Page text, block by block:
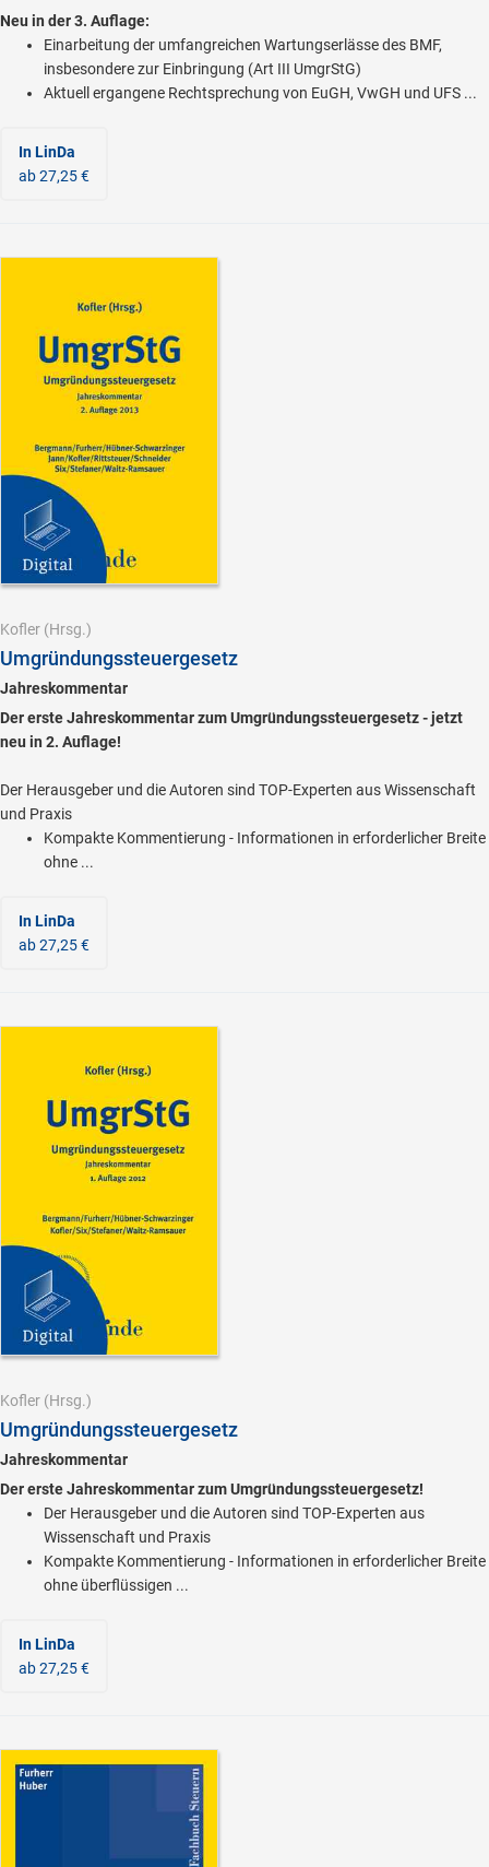
Neu in der 3. Auflage:
Einarbeitung der umfangreichen Wartungserlässe des BMF,
insbesondere zur Einbringung (Art III UmgrStG)
Aktuell ergangene Rechtsprechung von EuGH, VwGH und UFS ...
In LinDa
ab 27,25 €
Kofler (Hrsg.)
Umgründungssteuergesetz
Jahreskommentar
Der erste Jahreskommentar zum Umgründungssteuergesetz - jetzt
neu in 2. Auflage!
Der Herausgeber und die Autoren sind TOP-Experten aus Wissenschaft
und Praxis
Kompakte Kommentierung - Informationen in erforderlicher Breite
ohne ...
In LinDa
ab 27,25 €
Kofler (Hrsg.)
Umgründungssteuergesetz
Jahreskommentar
Der erste Jahreskommentar zum Umgründungssteuergesetz!
Der Herausgeber und die Autoren sind TOP-Experten aus
Wissenschaft und Praxis
Kompakte Kommentierung - Informationen in erforderlicher Breite
ohne überflüssigen ...
In LinDa
ab 27,25 €